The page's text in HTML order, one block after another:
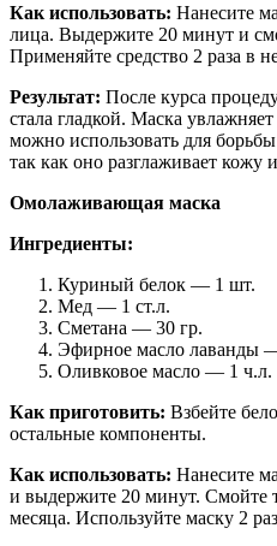
Как использовать: Нанесите
лица. Выдержите 20 минут и
Применяйте средство 2 раза в
Результат: После курса
стала гладкой. Маска
можно использовать для
так как оно разглаживает кожу
Омолаживающая маска
Ингредиенты:
Куриный белок — 1 шт.
Мед — 1 ст.л.
Сметана — 30 гр.
Эфирное масло лаванды
Оливковое масло — 1 ч.л.
Как приготовить: Взбейте
остальные компоненты.
Как использовать: Нанесите
и выдержите 20 минут. Смойте
месяца. Используйте маску 2